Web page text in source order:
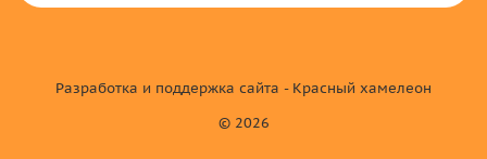
© 2026
Разработка и поддержка сайта - Красный хамелеон